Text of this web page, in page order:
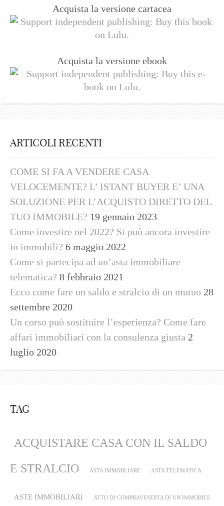
Acquista la versione cartacea
Acquista la versione ebook
ARTICOLI RECENTI
COME SI FA A VENDERE CASA
VELOCEMENTE? L’ ISTANT BUYER E’ UNA
SOLUZIONE PER L’ACQUISTO DIRETTO DEL
TUO IMMOBILE? 19 gennaio 2023
Come investire nel 2022? Si può ancora investire
in immobili? 6 maggio 2022
Come si partecipa ad un’asta immobiliare
telematica? 8 febbraio 2021
Ecco come fare un saldo e stralcio di un mutuo 28
settembre 2020
Un corso può sostituire l’esperienza? Come fare
affari immobiliari con la consulenza giusta 2
luglio 2020
TAG
ACQUISTARE CASA CON IL SALDO
E STRALCIO
ASTA IMMOBLIARE ASTA TELEMATICA
ASTE IMMOBILIARI ATTO DI COMPRAVENDITA DI UN IMMOBILE